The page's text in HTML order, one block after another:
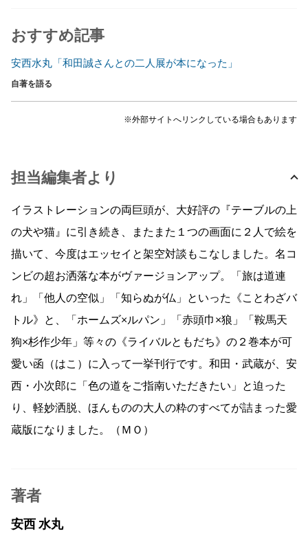
おすすめ記事
安西水丸「和田誠さんとの二人展が本になった」
自著を語る
※外部サイトへリンクしている場合もあります
担当編集者より
イラストレーションの両巨頭が、大好評の『テーブルの上
の犬や猫』に引き続き、またまた１つの画面に２人で絵を
描いて、今度はエッセイと架空対談もこなしました。名コ
ンビの超お洒落な本がヴァージョンアップ。「旅は道連
れ」「他人の空似」「知らぬが仏」といった《ことわざバ
トル》と、「ホームズ×ルパン」「赤頭巾×狼」「鞍馬天
狗×杉作少年」等々の《ライバルともだち》の２巻本が可
愛い函（はこ）に入って一挙刊行です。和田・武蔵が、安
西・小次郎に「色の道をご指南いただきたい」と迫った
り、軽妙洒脱、ほんものの大人の粋のすべてが詰まった愛
蔵版になりました。（ＭＯ）
著者
安西 水丸